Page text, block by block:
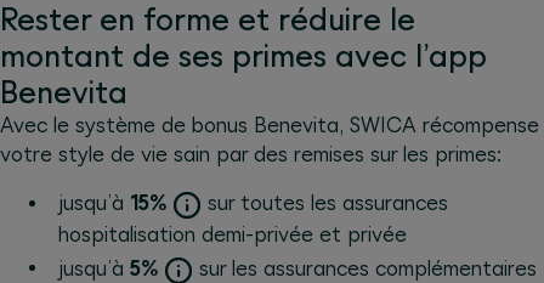
Rester en forme et réduire le
montant de ses primes avec l’app
Benevita
Avec le système de bonus Benevita, SWICA récompense
votre style de vie sain par des remises sur les primes:
jusqu’à 15%
sur toutes les assurances
hospitalisation demi-privée et privée
jusqu’à 5%
sur les assurances complémentaires